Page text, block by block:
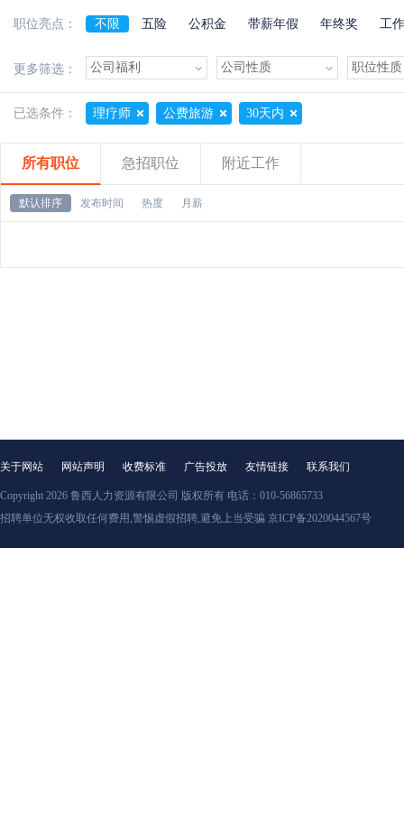
职位亮点： 不限 五险 公积金 带薪年假 年终奖
工
更多筛选：
已选条件： 理疗师 公费旅游 30天内
所有职位 急招职位 附近工作
默认排序 发布时间 热度 月薪
关于网站 网站声明 收费标准 广告投放 友情链接 联系我们
Copyright 2026 鲁西人力资源有限公司 版权所有 电话：010-56865733
招聘单位无权收取任何费用,警惕虚假招聘,避免上当受骗 京ICP备2020044567号